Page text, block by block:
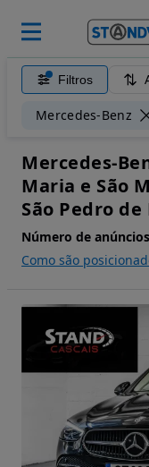
Filtros
Mercedes-Benz
Mercedes-
Maria e São
São Pedro
Número de
Como são